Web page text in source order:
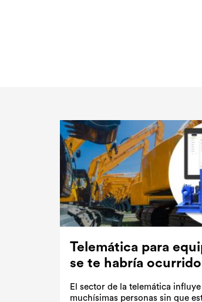
Telemática para
se te habría
El sector de la telemática
muchísimas personas sin que